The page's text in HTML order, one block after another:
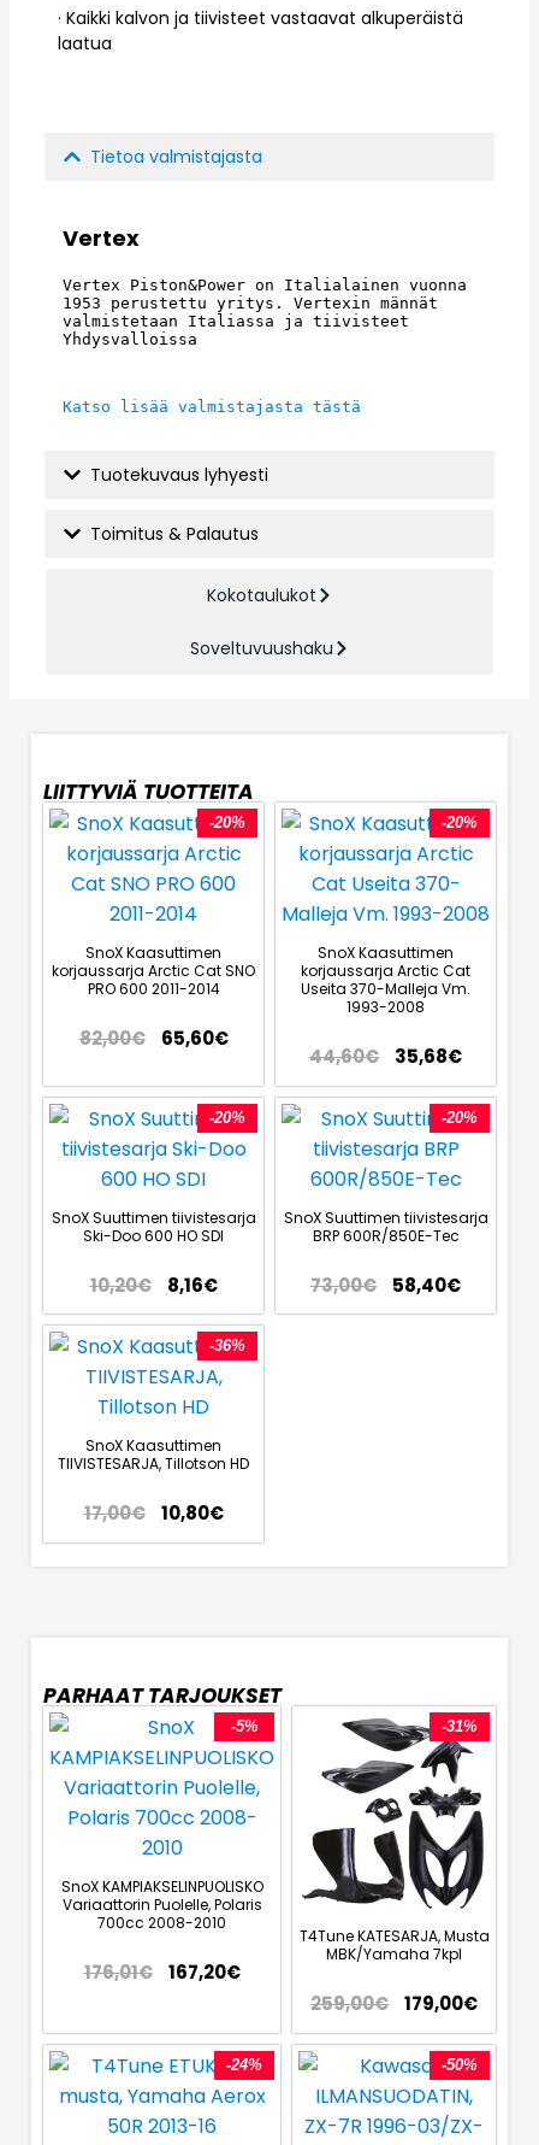
· Kaikki kalvon ja tiivisteet vastaavat alkuperäistä
laatua
Tietoa valmistajasta
Vertex
Vertex Piston&Power on Italialainen vuonna
1953 perustettu yritys. Vertexin männät
valmistetaan Italiassa ja tiivisteet
Yhdysvalloissa
Katso lisää valmistajasta tästä
Tuotekuvaus lyhyesti
Toimitus & Palautus
Kokotaulukot
Soveltuvuushaku
LIITTYVIÄ TUOTTEITA
-20%
SnoX Kaasuttimen
korjaussarja Arctic Cat SNO
PRO 600 2011-2014
82,00€ 65,60€
-20%
SnoX Kaasuttimen
korjaussarja Arctic Cat
Useita 370-Malleja Vm.
1993-2008
44,60€ 35,68€
-20%
SnoX Suuttimen tiivistesarja
Ski-Doo 600 HO SDI
10,20€ 8,16€
-20%
SnoX Suuttimen tiivistesarja
BRP 600R/850E-Tec
73,00€ 58,40€
-36%
SnoX Kaasuttimen
TIIVISTESARJA, Tillotson HD
17,00€ 10,80€
PARHAAT TARJOUKSET
-5%
SnoX KAMPIAKSELINPUOLISKO
Variaattorin Puolelle, Polaris
700cc 2008-2010
176,01€ 167,20€
-31%
T4Tune KATESARJA, Musta
MBK/Yamaha 7kpl
259,00€ 179,00€
-24% -50%